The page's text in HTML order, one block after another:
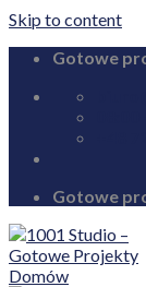
Skip to content
Gotowe
Gotowe